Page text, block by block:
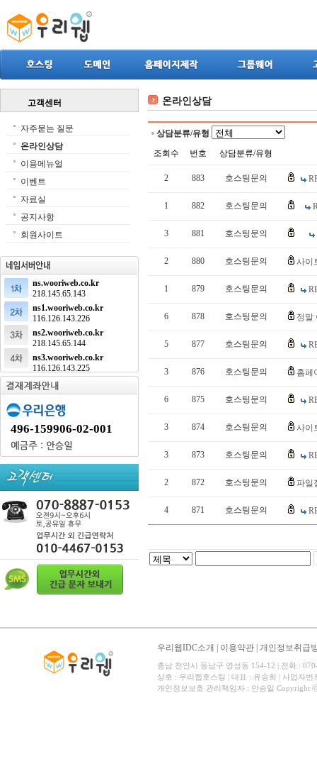
고객센터
자주묻는 질문
온라인상담
이용메뉴얼
이벤트
자료실
공지사항
회원사이트
ns.wooriweb.co.kr
218.145.65.143
ns1.wooriweb.co.kr
116.126.143.226
ns2.wooriweb.co.kr
218.145.65.144
ns3.wooriweb.co.kr
116.126.143.225
496-159906-02-001
온라인상담
상담분류/유형
조회수
번호 상담분류/유형
2 883 호스팅문의
1 882 호스팅문의
3 881 호스팅문의
2 880 호스팅문의 사이
1 879 호스팅문의
6 878 호스팅문의 정말
5 877 호스팅문의
3 876 호스팅문의 홈페
6 875 호스팅문의
3 874 호스팅문의 사이
3 873 호스팅문의
2 872 호스팅문의 파일
4 871 호스팅문의
우리웹IDC소개 이용약관 개인정보취급
충남 천안시 동남구 영성동 154-12 | 전화 :
상호 : 우리웹호스팅 | 대표 : 유송희 | 사업자
개인정보보호 관리책임자 : 안승일 Copyright